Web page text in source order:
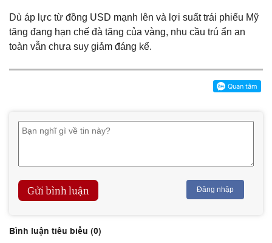
Dù áp lực từ đồng USD mạnh lên và lợi suất trái phiếu Mỹ
tăng đang hạn chế đà tăng của vàng, nhu cầu trú ẩn an
toàn vẫn chưa suy giảm đáng kể.
Gửi bình luận Đăng nhập
Bình luận tiêu biểu (0)